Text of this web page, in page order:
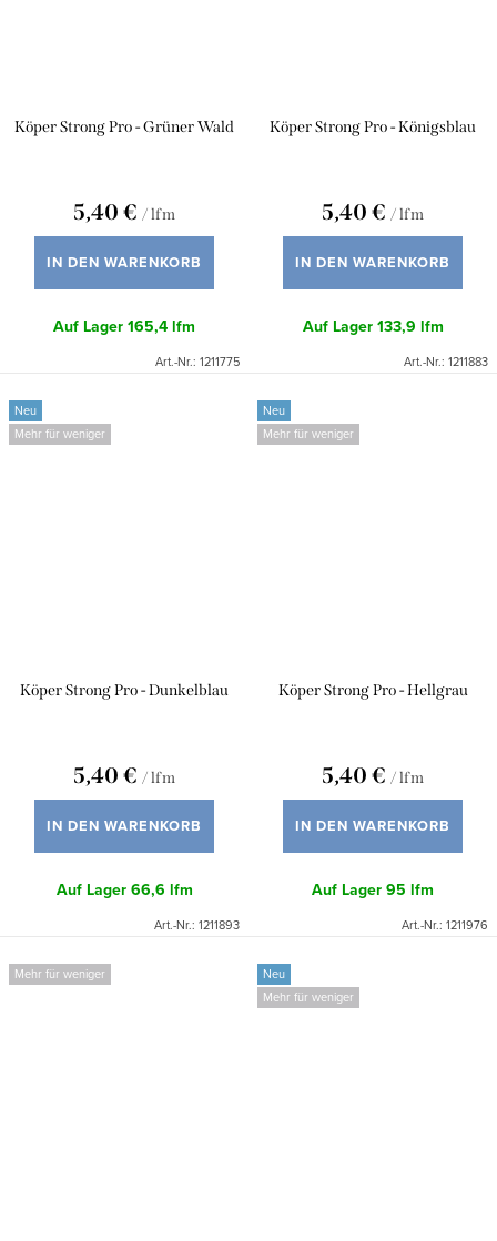
Köper Strong Pro - Grüner Wald
5,40 € / lfm
IN DEN WARENKORB
Auf Lager165,4 lfm
Art.-Nr.: 1211775
Köper Strong Pro - Königsblau
5,40 € / lfm
IN DEN WARENKORB
Auf Lager133,9 lfm
Art.-Nr.: 1211883
Neu
Mehr für weniger
Köper Strong Pro - Dunkelblau
5,40 € / lfm
IN DEN WARENKORB
Auf Lager66,6 lfm
Art.-Nr.: 1211893
Neu
Mehr für weniger
Köper Strong Pro - Hellgrau
5,40 € / lfm
IN DEN WARENKORB
Auf Lager95 lfm
Art.-Nr.: 1211976
Mehr für weniger
Neu
Mehr für weniger